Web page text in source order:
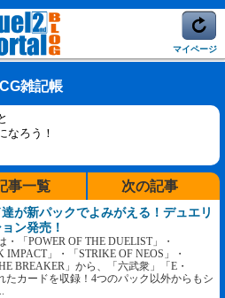
マイページ
雑記帳
なろう！
事一覧 次の記事
が新パックでよみがえる！デュエリ
ン発売！
・「POWER OF THE DUELIST」・
IMPACT」・「STRIKE OF NEOS」・
BREAKER」から、「六武衆」「E・
たカードを収録！4つのパック以外からもシ